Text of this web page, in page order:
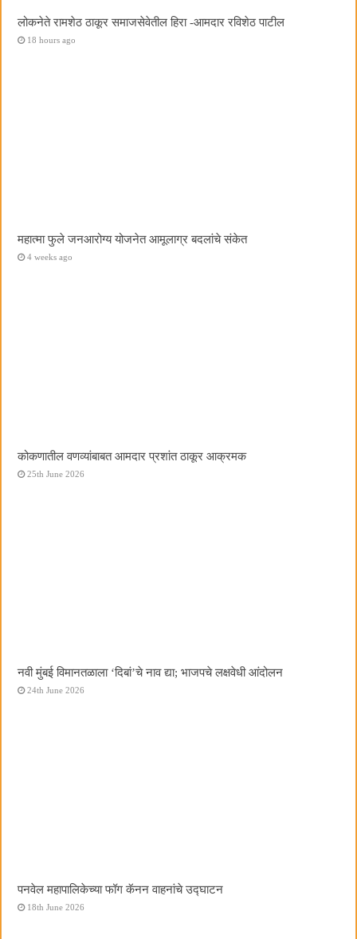
लोकनेते रामशेठ ठाकूर समाजसेवेतील हिरा -आमदार रविशेठ पाटील
18 hours ago
महात्मा फुले जनआरोग्य योजनेत आमूलाग्र बदलांचे संकेत
4 weeks ago
कोकणातील वणव्यांबाबत आमदार प्रशांत ठाकूर आक्रमक
25th June 2026
नवी मुंबई विमानतळाला ‌‘दिबां‌’चे नाव द्या; भाजपचे लक्षवेधी आंदोलन
24th June 2026
पनवेल महापालिकेच्या फॉग कॅनन वाहनांचे उद्घाटन
18th June 2026